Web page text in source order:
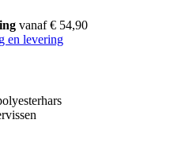
vanaf € 54,90
en levering